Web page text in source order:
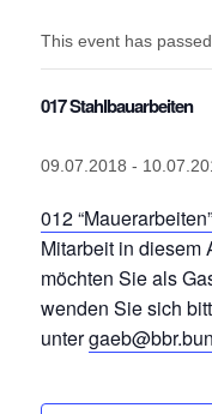
This event has passed.
017 Stahlbauarbeiten
09.07.2018 -
012 “Mauerarbeiten”
Mitarbeit in diesem
möchten Sie als
wenden Sie sich
unter